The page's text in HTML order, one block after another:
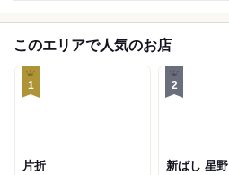
このエリアで人気のお店
1
片折
2
新ばし 星野